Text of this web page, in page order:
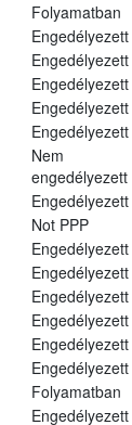
Folyamatban
Engedélyezett
Engedélyezett
Engedélyezett
Engedélyezett
Engedélyezett
Nem
engedélyezett
Engedélyezett
Not PPP
Engedélyezett
Engedélyezett
Engedélyezett
Engedélyezett
Engedélyezett
Engedélyezett
Folyamatban
Engedélyezett